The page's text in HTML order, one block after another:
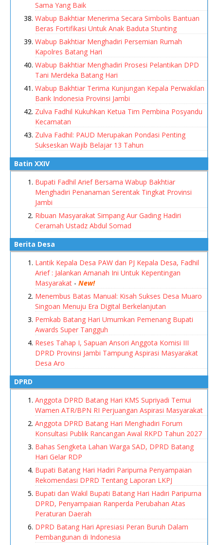
Sama Yang Baik
Wabup Bakhtiar Menerima Secara Simbolis Bantuan
Beras Fortifikasi Untuk Anak Baduta Stunting
Wabup Bakhtiar Menghadiri Persemian Rumah
Kapolres Batang Hari
Wabup Bakhtiar Menghadiri Prosesi Pelantikan DPD
Tani Merdeka Batang Hari
Wabup Bakhtiar Terima Kunjungan Kepala Perwakilan
Bank Indonesia Provinsi Jambi
Zulva Fadhil Kukuhkan Ketua Tim Pembina Posyandu
Kecamatan
Zulva Fadhil: PAUD Merupakan Pondasi Penting
Sukseskan Wajib Belajar 13 Tahun
Batin XXIV
Bupati Fadhil Arief Bersama Wabup Bakhtiar
Menghadiri Penanaman Serentak Tingkat Provinsi
Jambi
Ribuan Masyarakat Simpang Aur Gading Hadiri
Ceramah Ustadz Abdul Somad
Berita Desa
Lantik Kepala Desa PAW dan PJ Kepala Desa, Fadhil
Arief : Jalankan Amanah Ini Untuk Kepentingan
Masyarakat -New!
Menembus Batas Manual: Kisah Sukses Desa Muaro
Singoan Menuju Era Digital Berkelanjutan
Pemkab Batang Hari Umumkan Pemenang Bupati
Awards Super Tangguh
Reses Tahap I, Sapuan Ansori Anggota Komisi III
DPRD Provinsi Jambi Tampung Aspirasi Masyarakat
Desa Aro
DPRD
Anggota DPRD Batang Hari KMS Supriyadi Temui
Wamen ATR/BPN RI Perjuangan Aspirasi Masyarakat
Anggota DPRD Batang Hari Menghadiri Forum
Konsultasi Publik Rancangan Awal RKPD Tahun 2027
Bahas Sengketa Lahan Warga SAD, DPRD Batang
Hari Gelar RDP
Bupati Batang Hari Hadiri Paripurna Penyampaian
Rekomendasi DPRD Tentang Laporan LKPJ
Bupati dan Wakil Bupati Batang Hari Hadiri Paripurna
DPRD, Penyampaian Ranperda Perubahan Atas
Peraturan Daerah
DPRD Batang Hari Apresiasi Peran Buruh Dalam
Pembangunan di Indonesia